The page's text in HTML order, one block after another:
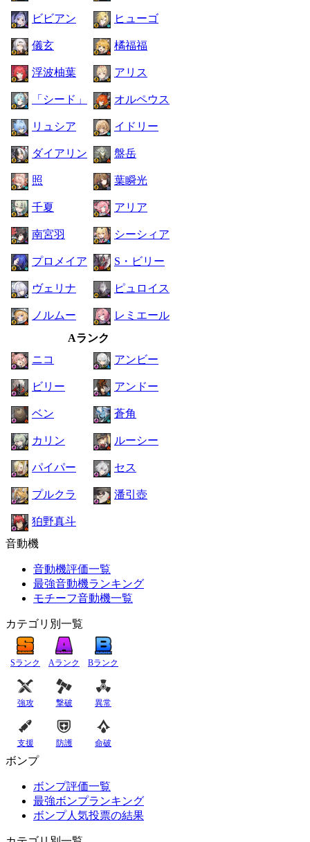
ビビアン ヒューゴ
儀玄 橘福福
浮波柚葉 アリス
「シード」 オルペウス
リュシア イドリー
ダイアリン 盤岳
照 葉瞬光
千夏 アリア
南宮羽 シーシィア
プロメイア S・ビリー
ヴェリナ ピュロイス
ノルムー
レミエール
Aランク
ニコ
アンビー
ビリー アンドー
ベン 蒼角
カリン ルーシー
パイパー セス
プルクラ 潘引壺
狛野真斗
音動機
音動機評価一覧
最強音動機ランキング
モチーフ音動機一覧
カテゴリ別一覧
Sランク Aランク Bランク
強攻 撃破 異常
支援 防護 命破
ボンプ
ボンプ評価一覧
最強ボンプランキング
ボンプ人気投票の結果